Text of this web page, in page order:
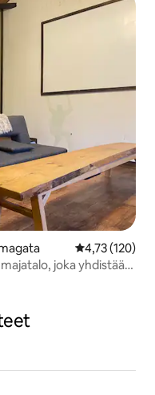
4,73 (120)
joka yhdistää